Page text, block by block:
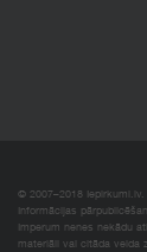
© 2007–2018
Informācijas
Imperum nenes nekādu
materiāli vai citāda veida